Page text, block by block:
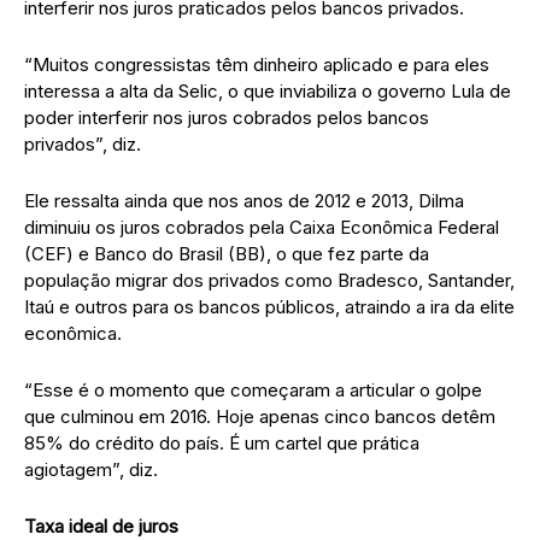
interferir nos juros praticados pelos bancos privados.
“Muitos congressistas têm dinheiro aplicado e para eles
interessa a alta da Selic, o que inviabiliza o governo Lula de
poder interferir nos juros cobrados pelos bancos
privados”, diz.
Ele ressalta ainda que nos anos de 2012 e 2013, Dilma
diminuiu os juros cobrados pela Caixa Econômica Federal
(CEF) e Banco do Brasil (BB), o que fez parte da
população migrar dos privados como Bradesco, Santander,
Itaú e outros para os bancos públicos, atraindo a ira da elite
econômica.
“Esse é o momento que começaram a articular o golpe
que culminou em 2016. Hoje apenas cinco bancos detêm
85% do crédito do país. É um cartel que prática
agiotagem”, diz.
Taxa ideal de juros